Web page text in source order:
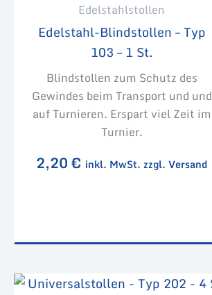
Edelstahlstollen
Edelstahl-Blindstollen – Typ
103 – 1 St.
Blindstollen zum Schutz des
Gewindes beim Transport und und
auf Turnieren. Erspart viel Zeit im
Turnier.
2,20€ inkl. MwSt. zzgl. Versand